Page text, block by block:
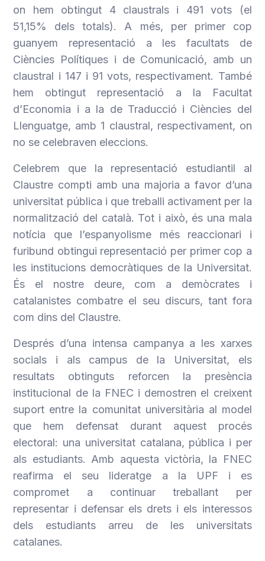
on hem obtingut 4 claustrals i 491 vots (el
51,15% dels totals). A més, per primer cop
guanyem representació a les facultats de
Ciències Polítiques i de Comunicació, amb un
claustral i 147 i 91 vots, respectivament. També
hem obtingut representació a la Facultat
d’Economia i a la de Traducció i Ciències del
Llenguatge, amb 1 claustral, respectivament, on
no se celebraven eleccions.
Celebrem que la representació estudiantil al
Claustre compti amb una majoria a favor d’una
universitat pública i que treballi activament per la
normalització del català. Tot i això, és una mala
notícia que l’espanyolisme més reaccionari i
furibund obtingui representació per primer cop a
les institucions democràtiques de la Universitat.
És el nostre deure, com a demòcrates i
catalanistes combatre el seu discurs, tant fora
com dins del Claustre.
Després d’una intensa campanya a les xarxes
socials i als campus de la Universitat, els
resultats obtinguts reforcen la presència
institucional de la FNEC i demostren el creixent
suport entre la comunitat universitària al model
que hem defensat durant aquest procés
electoral: una universitat catalana, pública i per
als estudiants. Amb aquesta victòria, la FNEC
reafirma el seu lideratge a la UPF i es
compromet a continuar treballant per
representar i defensar els drets i els interessos
dels estudiants arreu de les universitats
catalanes.